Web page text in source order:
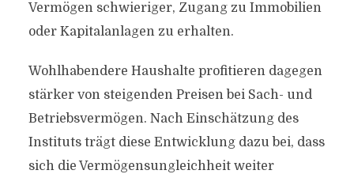
Vermögen schwieriger, Zugang zu Immobilien
oder Kapitalanlagen zu erhalten.
Wohlhabendere Haushalte profitieren dagegen
stärker von steigenden Preisen bei Sach- und
Betriebsvermögen. Nach Einschätzung des
Instituts trägt diese Entwicklung dazu bei, dass
sich die Vermögensungleichheit weiter